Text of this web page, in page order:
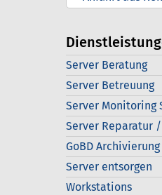
Server Beratung
Server Betreuung
Server Monitoring
Server Reparatur
GoBD Archivierung
Server entsorgen
Workstations